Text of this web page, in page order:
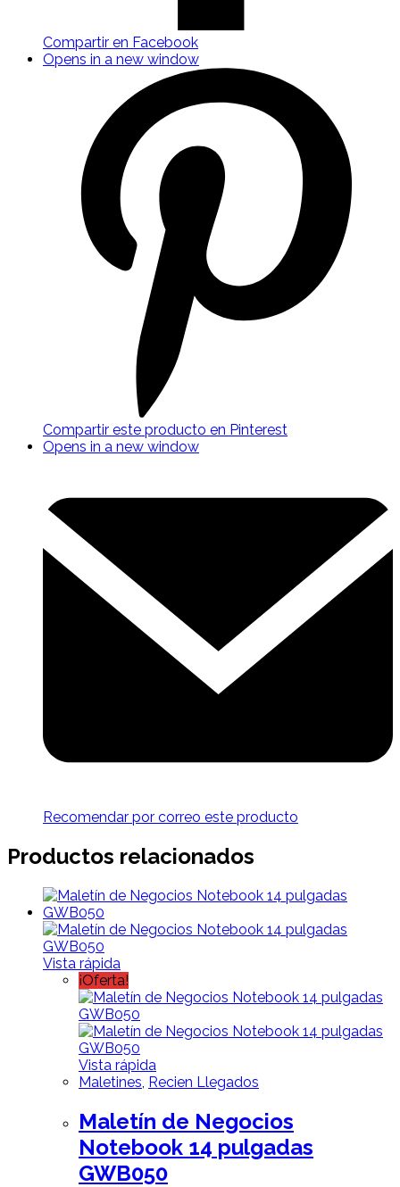
Compartir en Facebook
Opens in a new window
Compartir este producto en Pinterest
Opens in a new window
Recomendar por correo este producto
Productos relacionados
Vista rápida
¡Oferta!
Vista rápida
Maletines, Recien Llegados
Maletín de Negocios
Notebook 14 pulgadas
GWB050